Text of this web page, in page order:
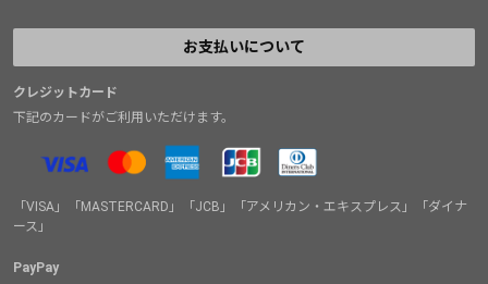
お支払いについて
クレジットカード
下記のカードがご利用いただけます。
「VISA」「MASTERCARD」「JCB」「アメリカン・エキスプレス」「ダイナ
ース」
PayPay